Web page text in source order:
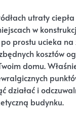
utraty
w
prostu ucieka na
kosztów
domu.
działać i
budynku.